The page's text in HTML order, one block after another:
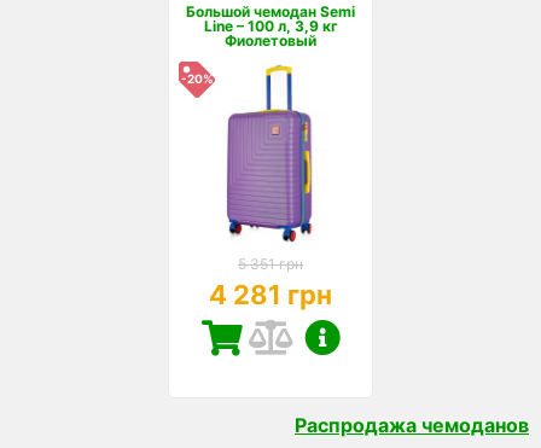
Большой чемодан Semi
Line – 100 л, 3,9 кг
Фиолетовый
-20%
5 351 грн
4 281 грн
Распродажа чемоданов